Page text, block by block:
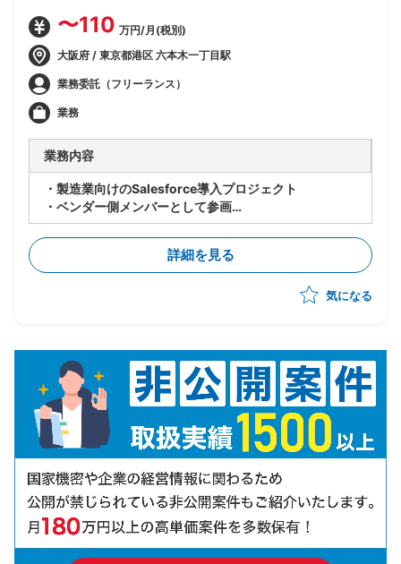
〜110 万円/月(税別)
大阪府 / 東京都港区 六本木一丁目駅
業務委託（フリーランス）
業務
業務内容
・製造業向けのSalesforce導入プロジェクト
・ベンダー側メンバーとして参画
・世界各国の拠点でのSalesforce共有に向けて、北
米・EU拠点へのSales Cloudの導入からスタート(全て
・10月までPoCを実施し、その後本格展開の予定
詳細を見る
気になる